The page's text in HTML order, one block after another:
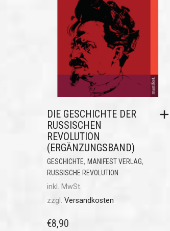
DIE GESCHICHTE DER
RUSSISCHEN
REVOLUTION
(ERGÄNZUNGSBAND)
GESCHICHTE, MANIFEST VERLAG,
RUSSISCHE REVOLUTION
inkl. MwSt.
zzgl. Versandkosten
€8,90